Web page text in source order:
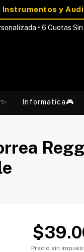
• 6 Cuotas
Informatica🎮
Precio sin